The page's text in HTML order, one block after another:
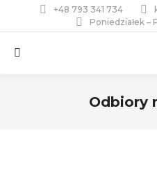
+48 793 341 734
Poniedziałek –
Szukaj:
Odbiory